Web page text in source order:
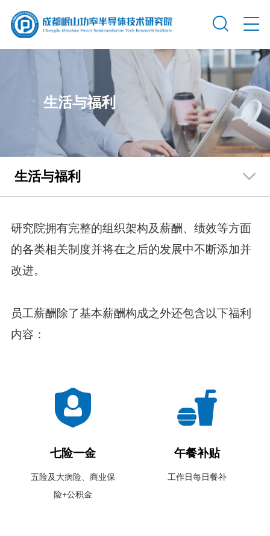
生活与福利
生活与福利
研究院拥有完整的组织架构及薪酬、绩效等方面
的各类相关制度并将在之后的发展中不断添加并
改进。
员工薪酬除了基本薪酬构成之外还包含以下福利
内容：
七险一金
五险及大病险、商业保
险+公积金
午餐补贴
工作日每日餐补